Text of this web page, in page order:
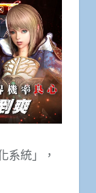
系統」，